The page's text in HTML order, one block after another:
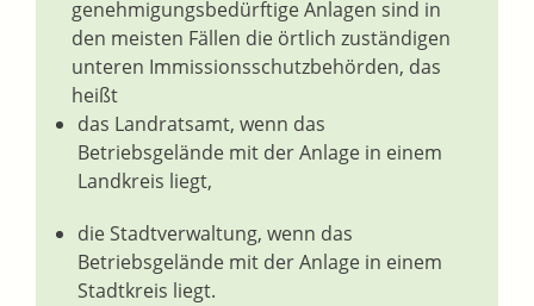
genehmigungsbedürftige Anlagen sind in
den meisten Fällen die örtlich zuständigen
unteren Immissionsschutzbehörden, das
heißt
das Landratsamt, wenn das
Betriebsgelände mit der Anlage in einem
Landkreis liegt,
die Stadtverwaltung, wenn das
Betriebsgelände mit der Anlage in einem
Stadtkreis liegt.